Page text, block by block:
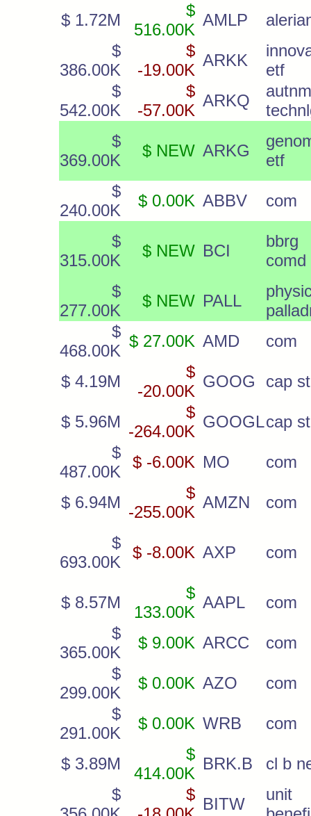
$ 1.72M
$
516.00K
AMLP
$
386.00K
$
-19.00K
ARKK
etf
$
542.00K
$
-57.00K
ARKQ
$
369.00K
$ NEW ARKG
etf
$
240.00K
$ 0.00K ABBV com
$
315.00K
$ NEW BCI
comd
$
277.00K
$ NEW PALL
$
468.00K
$ 27.00K AMD com
$ 4.19M
$
-20.00K
GOOG cap
$ 5.96M
$
-264.00K
GOOGLcap
$
487.00K
$ -6.00K MO com
$ 6.94M
$
-255.00K
AMZN com
$
693.00K
$ -8.00K AXP com
$ 8.57M
$
133.00K
AAPL
com
$
365.00K
$ 9.00K ARCC
com
$
299.00K
$ 0.00K AZO
com
$
291.00K
$ 0.00K WRB com
$ 3.89M
$
414.00K
BRK.B
cl b
$
$
BITW
unit